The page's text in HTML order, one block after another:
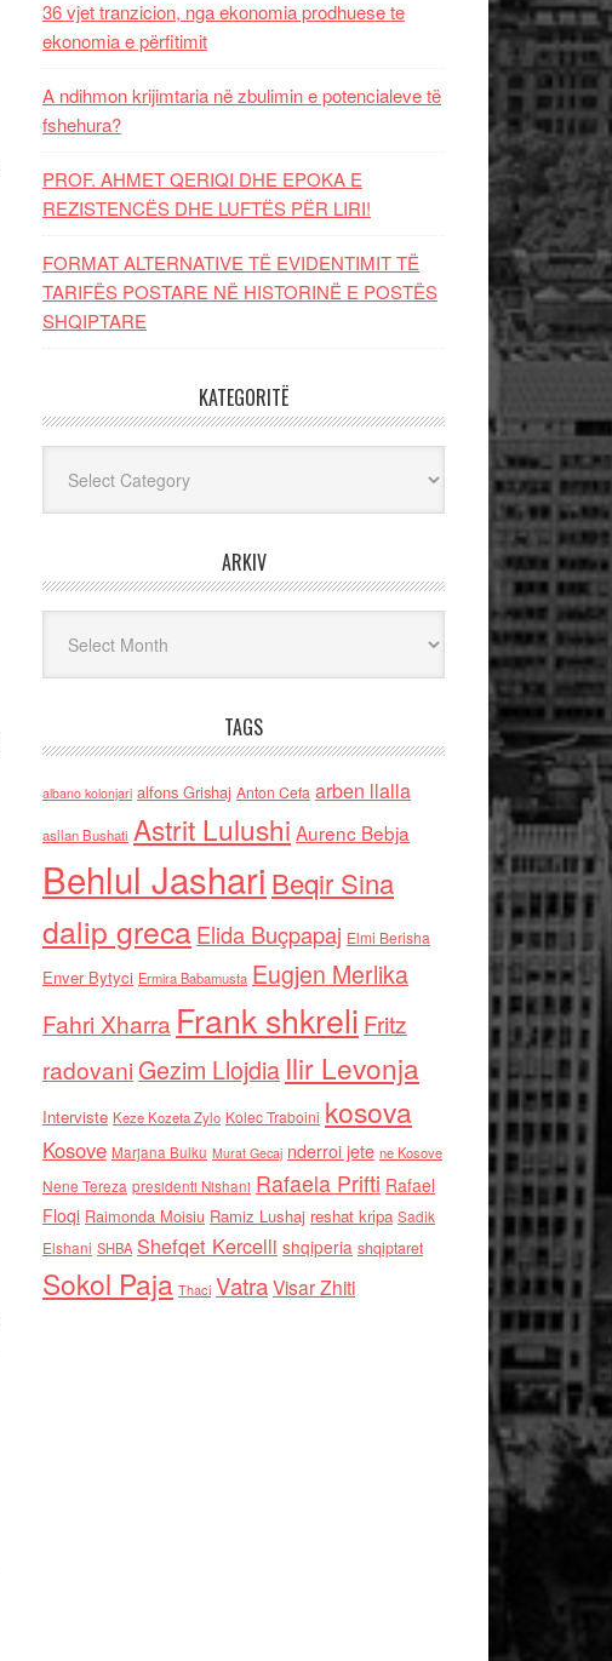
36 vjet tranzicion, nga ekonomia prodhuese te
ekonomia e përfitimit
A ndihmon krijimtaria në zbulimin e potencialeve të
fshehura?
PROF. AHMET QERIQI DHE EPOKA E
REZISTENCЁS DHE LUFTЁS PЁR LIRI!
FORMAT ALTERNATIVE TË EVIDENTIMIT TË
TARIFËS POSTARE NË HISTORINË E POSTËS
SHQIPTARE
KATEGORITË
ARKIV
TAGS
albano kolonjari alfons Grishaj Anton Cefa arben llalla
asllan Bushati Astrit Lulushi Aurenc Bebja
Behlul Jashari Beqir Sina
dalip grecaElida Buçpapaj Elmi Berisha
Enver Bytyci Ermira Babamusta Eugjen Merlika
Fahri Xharra Frank shkreli Fritz
radovaniGezim Llojdia Ilir Levonja
Interviste Keze Kozeta Zylo Kolec Traboini kosova
Kosove Marjana Bulku Murat Gecaj nderroi jete ne Kosove
Nene Tereza presidenti Nishani Rafaela Prifti Rafael
Floqi Raimonda Moisiu Ramiz Lushaj reshat kripa Sadik
Elshani SHBA Shefqet Kercelli shqiperia shqiptaret
Sokol Paja Thaci VatraVisar Zhiti